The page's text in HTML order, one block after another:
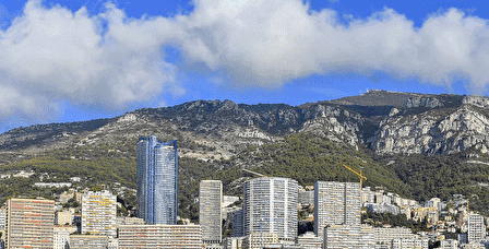
Exporter les lignes sélectionnées
Exporter toutes les colonnes
Exporter uniquement les colonnes affichées
Menu
<
>
Pourquoi adhérer ?
Adhérer en ligne